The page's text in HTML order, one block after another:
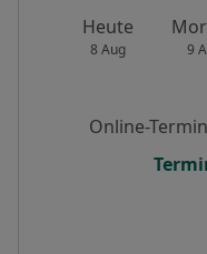
Heute
8 Aug 9
Online-